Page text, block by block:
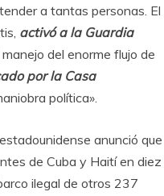
a tantas personas. El
activó a la Guardia
del enorme flujo de
por la Casa
política».
anunció que
de Cuba y Haití en diez
ilegal de otros 237